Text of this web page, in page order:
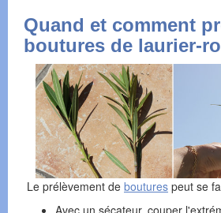
Quand et comment
boutures de laurier-
Le prélèvement de boutures peut se
Avec un sécateur, couper